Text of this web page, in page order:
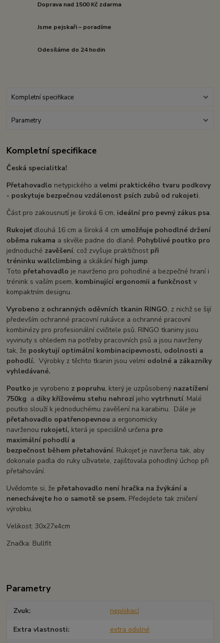
Doprava nad 1500 Kč zdarma
Jsme pejskaři – poradíme
Odesíláme do 24 hodin
Kompletní specifikace
Parametry
Kompletní specifikace
Česká specialitka!
Přetahovadlo netypického avelmi praktického tvaru podkovy
- poskytuje bezpečnou vzdálenost psích zubů od rukojeti.
Část pro zakousnutí je široká 6 cm, ideální pro pevný zákus psa.
Rukojeťdlouhá 16 cm a široká 4 cm umožňuje pohodlné držení
oběma rukama a skvěle padne do dlaně. Pohyblivé poutko pro
jednoduché zavěšení, což zvyšuje praktičnost při
tréninku wallclimbing a skákáníhigh jump.
Toto přetahovadlo je navrženo pro pohodlné a bezpečné hraní i
trénink s vaším psem, kombinující ergonomii a funkčnost v
kompaktním designu.
Vyrobeno z ochranných oděvních tkanin RINGO, z nichž se šijí
především ochranné pracovní rukávce a ochranné pracovní
kombinézy pro profesionální cvičitele psů. RINGO tkaniny jsou
vyvinuty s ohledem na potřeby pracovních psů a jsou navrženy
tak, že poskytují optimální kombinacipevnosti, odolnosti a
pohodlí. Výrobky z těchto tkanin jsou velmi odolné a zákazníky
vyhledávané.
Poutko je vyrobeno z popruhu, který je uzpůsobený nazatížení
750kg a díky křížovému stehu nehrozí jehovytrhnutí. Malé
poutko slouží k jednoduchému zavěšení na karabinu. Dále je
přetahovadlo opatřenopevnou a ergonomicky
navrženou rukojetí, která je speciálně určena pro
maximální pohodlí a
bezpečnost během přetahování. Rukojeť je navržena tak, aby
dokonale padla do ruky uživatele, zajišťovala pohodlný úchop při
přetahování.
Uvědomte si, že přetahovadlo není hračka na žvýkání a
nenechávejte ho o samotě se psem. Předejdete tak zničení
výrobku.
Velikost: 30x27x4cm
Značka: Bullfit
Parametry
Zvuk nepískací
Extra vlastnosti extra odolné